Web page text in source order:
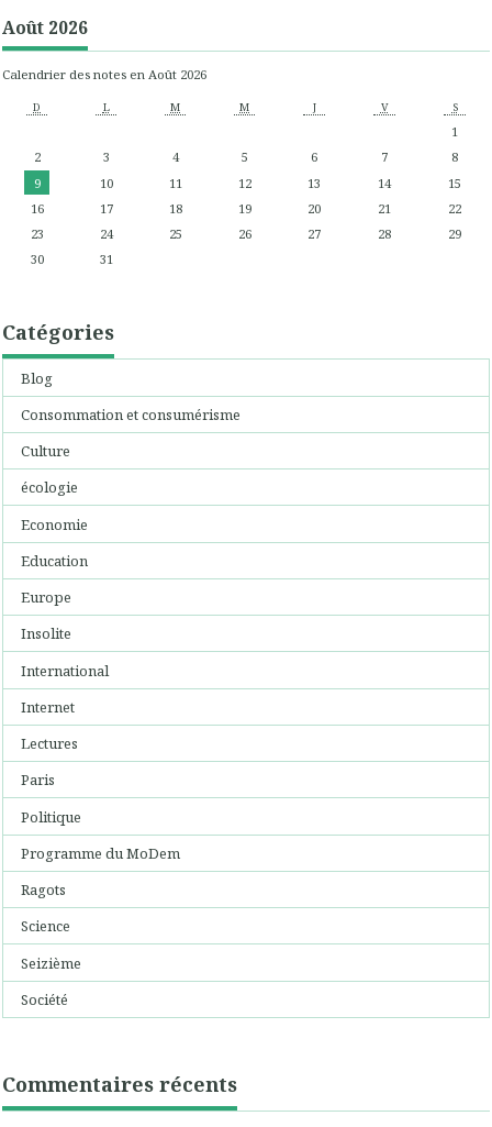
Août 2026
Calendrier des notes en Août 2026
D L M M J V S
1
2
3 4 5 6 7
8
9
10 11 12 13 14
15
16
17 18 19 20 21
22
23
24 25 26 27 28
29
30
31
Catégories
Blog
Consommation et consumérisme
Culture
écologie
Economie
Education
Europe
Insolite
International
Internet
Lectures
Paris
Politique
Programme du MoDem
Ragots
Science
Seizième
Société
Commentaires récents